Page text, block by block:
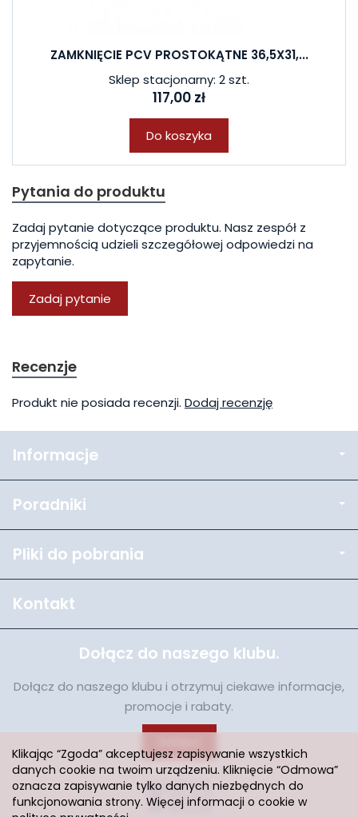
ZAMKNIĘCIE PCV PROSTOKĄTNE 36,5X31,...
Sklep stacjonarny: 2 szt.
117,00 zł
Do koszyka
Pytania do produktu
Zadaj pytanie dotyczące produktu. Nasz zespół z
przyjemnością udzieli szczegółowej odpowiedzi na
zapytanie.
Zadaj pytanie
Recenzje
Produkt nie posiada recenzji. Dodaj recenzję
Informacje
Poradniki
Pliki do pobrania
Kontakt
Dołącz do naszego klubu.
Dołącz do naszego klubu i otrzymuj ciekawe informacje,
promocje i rabaty.
Klikając “Zgoda” akceptujesz zapisywanie wszystkich
danych cookie na twoim urządzeniu. Kliknięcie “Odmowa”
oznacza zapisywanie tylko danych niezbędnych do
funkcjonowania strony. Więcej informacji o cookie w